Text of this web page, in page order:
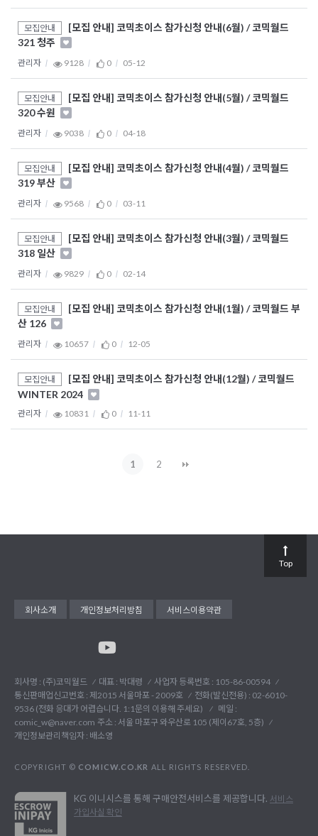
모집안내
[모집 안내] 코믹초이스 참가신청 안내(6월) / 코믹월드
321 청주
관리자 9128 0 05-12
모집안내
[모집 안내] 코믹초이스 참가신청 안내(5월) / 코믹월드
320 수원
관리자 9038 0 04-18
모집안내
[모집 안내] 코믹초이스 참가신청 안내(4월) / 코믹월드
319 부산
관리자 9568 0 03-11
모집안내
[모집 안내] 코믹초이스 참가신청 안내(3월) / 코믹월드
318 일산
관리자 9829 0 02-14
모집안내
[모집 안내] 코믹초이스 참가신청 안내(1월) / 코믹월드 부
산 126
관리자 10657 0 12-05
모집안내
[모집 안내] 코믹초이스 참가신청 안내(12월) / 코믹월드
WINTER 2024
관리자 10831 0 11-11
1 2
회사소개 개인정보처리방침 서비스이용약관
회사명 : (주)코믹월드 대표 : 박대령
사업자 등록번호 : 105-86-00594
통신판매업신고번호 : 제2015 서울마포 - 2009호
전화(발신전용) : 02-6010-
9536 (전화 응대가 어렵습니다. 1:1문의 이용해 주세요)
메일 :
comic_w@naver.com 주소 : 서울 마포구 와우산로 105 (제이67호, 5층)
개인정보관리책임자 : 배소영
COPYRIGHT © COMICW.CO.KR ALL RIGHTS RESERVED.
KG 이니시스를 통해 구매안전서비스를 제공합니다. 서비스
가입사실 확인
Top